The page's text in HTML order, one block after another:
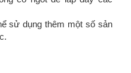
sử dụng thêm một số sản